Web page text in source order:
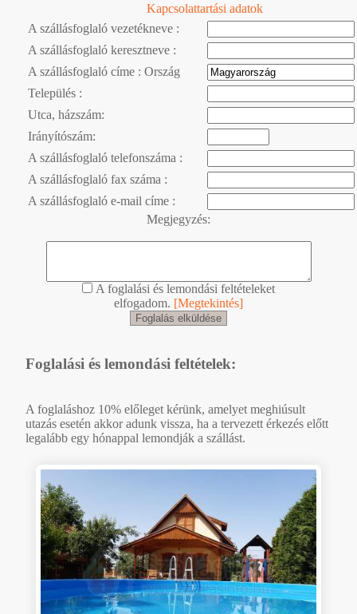
Kapcsolattartási adatok
A szállásfoglaló vezetékneve :
A szállásfoglaló keresztneve :
A szállásfoglaló címe : Ország
Település :
Utca, házszám:
Irányítószám:
A szállásfoglaló telefonszáma :
A szállásfoglaló fax száma :
A szállásfoglaló e-mail címe :
Megjegyzés:
A foglalási és lemondási feltételeket
elfogadom. [Megtekintés]
Foglalási és lemondási feltételek:
A foglaláshoz 10% előleget kérünk, amelyet meghiúsult
utazás esetén akkor adunk vissza, ha a tervezett érkezés előtt
legalább egy hónappal lemondják a szállást.